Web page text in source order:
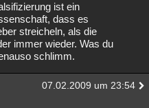
ist ein
dass es
streicheln, als die
immer wieder. Was du
schlimm.
07.02.2009 um 23:54